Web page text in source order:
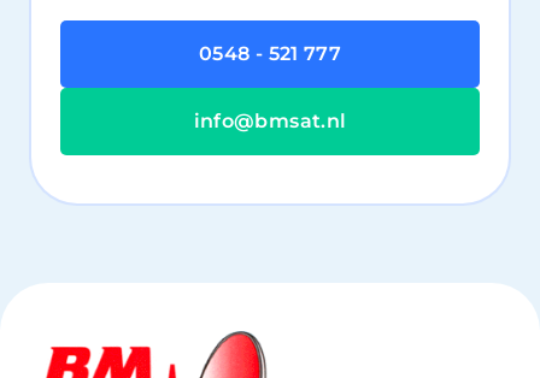
0548 - 521 777
info@bmsat.nl